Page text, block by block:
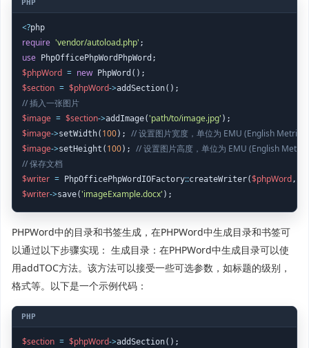
<?
require 'vendor/autoload.php'
use
$phpWord = new
$section = $phpWord->
// 插入一张图片
$image = $section->addImage('path/to/image.jpg'
$image->setWidth( 100); // 设置图片宽度，单位为 EMU (English Metric
$image->setHeight( 100); // 设置图片高度，单位为 EMU (English Metric
// 保存文档
$writer = PhpOfficePhpWordIOFactory::createWriter($phpWord ,
$writer->save('imageExample.docx' );
PHPWord中的目录和书签生成，在PHPWord中生成目录和书签可
以通过以下步骤实现： 生成目录：在PHPWord中生成目录可以使
用addTOC方法。该方法可以接受一些可选参数，如标题的级别，
格式等。以下是一个示例代码：
$section = $phpWord->